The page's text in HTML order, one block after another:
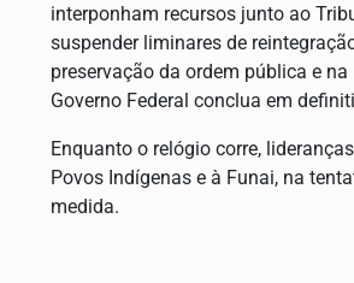
interponham recursos junto ao
suspender liminares de
preservação da ordem pública e
Governo Federal conclua em
Enquanto o relógio corre,
Povos Indígenas e à Funai, na
medida.